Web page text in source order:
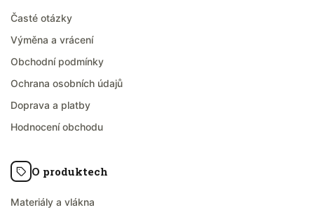
Časté otázky
Výměna a vrácení
Obchodní podmínky
Ochrana osobních údajů
Doprava a platby
Hodnocení obchodu
O produktech
Materiály a vlákna